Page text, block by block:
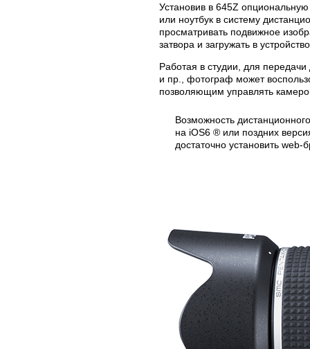
Установив в 645Z
или ноутбук в систему
просматривать подвижное
затвора и загружать в
Работая в студии, для
и пр., фотограф может
позволяющим управлять
Возможность
на iOS6 ® или поздних
достаточно установить web-